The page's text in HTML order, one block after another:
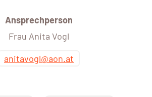
Ansprechperson
Frau Anita Vogl
anitavogl@aon.at